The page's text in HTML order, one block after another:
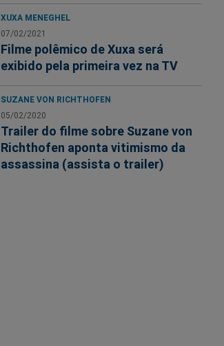
XUXA MENEGHEL
07/02/2021
Filme polêmico de Xuxa será
exibido pela primeira vez na TV
SUZANE VON RICHTHOFEN
05/02/2020
Trailer do filme sobre Suzane von
Richthofen aponta vitimismo da
assassina (assista o trailer)